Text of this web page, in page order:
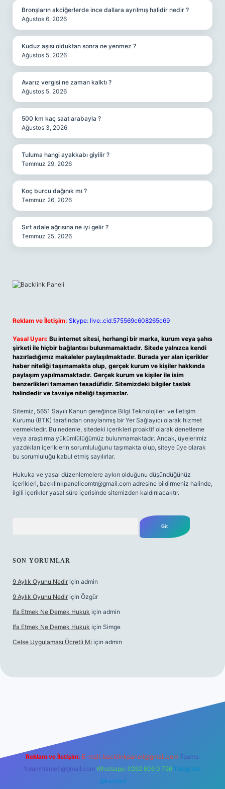
Bronşların akciğerlerde ince dallara ayrılmış halidir nedir ?
Ağustos 6, 2026
Kuduz aşısı olduktan sonra ne yenmez ?
Ağustos 5, 2026
Avarız vergisi ne zaman kalktı ?
Ağustos 5, 2026
500 km kaç saat arabayla ?
Ağustos 3, 2026
Tuluma hangi ayakkabı giyilir ?
Temmuz 29, 2026
Koç burcu dağınık mı ?
Temmuz 26, 2026
Sırt adale ağrısına ne iyi gelir ?
Temmuz 25, 2026
Reklam ve İletişim: Skype: live:.cid.575569c608265c69
Yasal Uyarı: Bu internet sitesi, herhangi bir marka, kurum veya şahıs
şirketi ile hiçbir bağlantısı bulunmamaktadır. Sitede yalnızca kendi
hazırladığımız makaleler paylaşılmaktadır. Burada yer alan içerikler
haber niteliği taşımamakta olup, gerçek kurum ve kişiler hakkında
paylaşım yapılmamaktadır. Gerçek kurum ve kişiler ile isim
benzerlikleri tamamen tesadüfidir. Sitemizdeki bilgiler taslak
halindedir ve tavsiye niteliği taşımazlar.
Sitemiz, 5651 Sayılı Kanun gereğince Bilgi Teknolojileri ve İletişim
Kurumu (BTK) tarafından onaylanmış bir Yer Sağlayıcı olarak hizmet
vermektedir. Bu nedenle, sitedeki içerikleri proaktif olarak denetleme
veya araştırma yükümlülüğümüz bulunmamaktadır. Ancak, üyelerimiz
yazdıkları içeriklerin sorumluluğunu taşımakta olup, siteye üye olarak
bu sorumluluğu kabul etmiş sayılırlar.
Hukuka ve yasal düzenlemelere aykırı olduğunu düşündüğünüz
içerikleri, backlinkpanelicomtr@gmail.com adresine bildirmeniz halinde,
ilgili içerikler yasal süre içerisinde sitemizden kaldırılacaktır.
SON YORUMLAR
9 Aylık Oyunu Nedir için admin
9 Aylık Oyunu Nedir için Özgür
Ifa Etmek Ne Demek Hukuk için admin
Ifa Etmek Ne Demek Hukuk için Simge
Celse Uygulaması Ücretli Mi için admin
Reklam ve İletişim: E-mail: backlinkpaneli@gmail.com Teams:
forumhizmeti@gmail.com Whatsapp: 0262 606 0 726 Telegram:
@karabul